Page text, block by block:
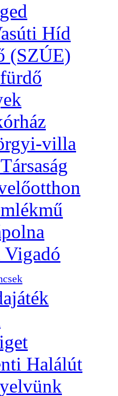
Híd
(SZÚE)
villa
Halálút